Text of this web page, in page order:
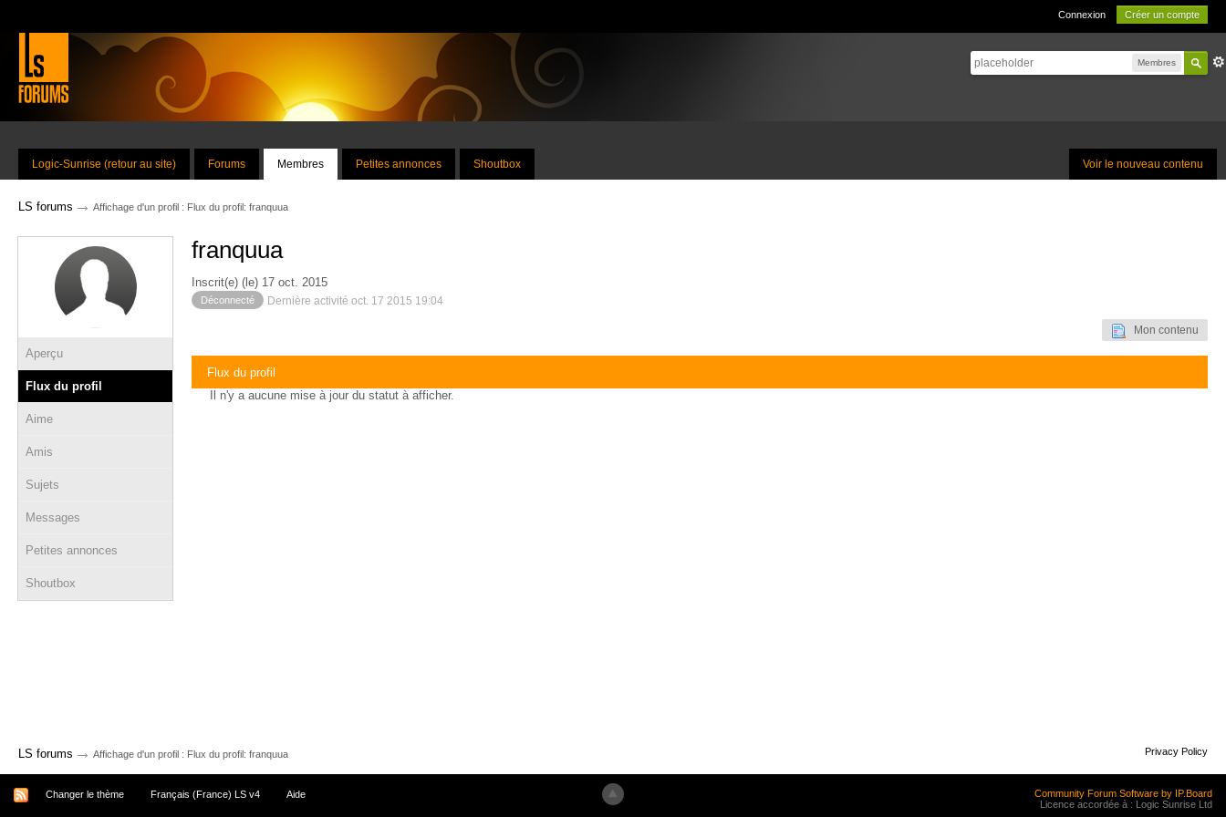
Connexion Créer un compte
Membres
Voir le nouveau contenu
Logic-Sunrise (retour au site) Forums Membres Petites annonces Shoutbox
LS forums → Affichage d'un profil : Flux du profil: franquua
Aperçu
Flux du profil
Aime
Amis
Sujets
Messages
Petites annonces
Shoutbox
franquua
Inscrit(e) (le) 17 oct. 2015
Déconnecté Dernière activité oct. 17 2015 19:04
Mon contenu
Flux du profil
Il n'y a aucune mise à jour du statut à afficher.
LS forums → Affichage d'un profil : Flux du profil: franquua Privacy Policy
Changer le thème Français (France) LS v4 Aide
Community Forum Software by IP.Board
Licence accordée à : Logic Sunrise Ltd